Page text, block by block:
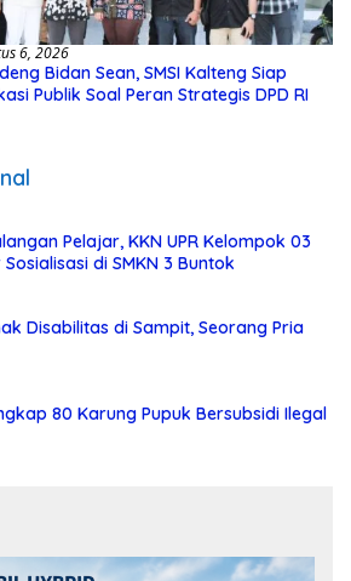
6, 2026
Bidan Sean, SMSI Kalteng Siap
Publik Soal Peran Strategis DPD RI
Pelajar, KKN UPR Kelompok 03
di SMKN 3 Buntok
Disabilitas di Sampit, Seorang Pria
80 Karung Pupuk Bersubsidi Ilegal